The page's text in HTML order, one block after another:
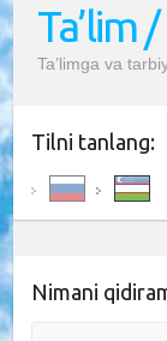
Ta’lim
Ta’limga va
Tilni tanlang:
Nimani